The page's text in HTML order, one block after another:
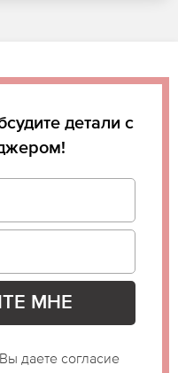
детали с
даете согласие